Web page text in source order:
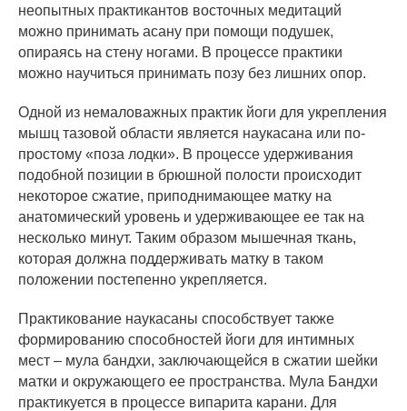
неопытных практикантов восточных медитаций
можно принимать асану при помощи подушек,
опираясь на стену ногами. В процессе практики
можно научиться принимать позу без лишних опор.
Одной из немаловажных практик йоги для укрепления
мышц тазовой области является наукасана или по-
простому «поза лодки». В процессе удерживания
подобной позиции в брюшной полости происходит
некоторое сжатие, приподнимающее матку на
анатомический уровень и удерживающее ее так на
несколько минут. Таким образом мышечная ткань,
которая должна поддерживать матку в таком
положении постепенно укрепляется.
Практикование наукасаны способствует также
формированию способностей йоги для интимных
мест – мула бандхи, заключающейся в сжатии шейки
матки и окружающего ее пространства. Мула Бандхи
практикуется в процессе випарита карани. Для